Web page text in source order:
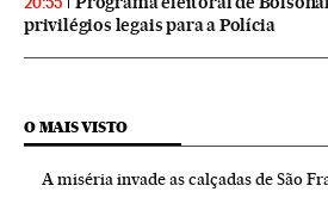
privilégios legais para a Polícia
O MAIS VISTO
A miséria invade as calçadas de São